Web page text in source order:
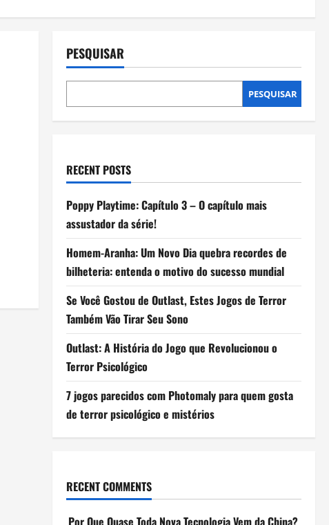
PESQUISAR
PESQUISAR
RECENT POSTS
Poppy Playtime: Capítulo 3 – O capítulo mais
assustador da série!
Homem-Aranha: Um Novo Dia quebra recordes de
bilheteria: entenda o motivo do sucesso mundial
Se Você Gostou de Outlast, Estes Jogos de Terror
Também Vão Tirar Seu Sono
Outlast: A História do Jogo que Revolucionou o
Terror Psicológico
7 jogos parecidos com Photomaly para quem gosta
de terror psicológico e mistérios
RECENT COMMENTS
Por Que Quase Toda Nova Tecnologia Vem da China?